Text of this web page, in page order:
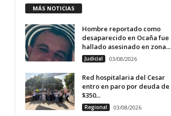
MÁS NOTICIAS
Hombre reportado como
desaparecido en Ocaña fue
hallado asesinado en zona...
Judicial 03/08/2026
Red hospitalaria del Cesar
entro en paro por deuda de
$350...
Regional 03/08/2026